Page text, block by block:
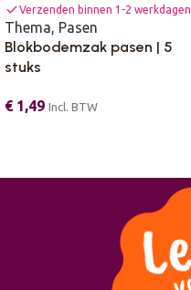
checkVerzenden binnen 1-2 werkdagen
Thema, Pasen
Blokbodemzak pasen | 5
stuks
€1,49 Incl. BTW